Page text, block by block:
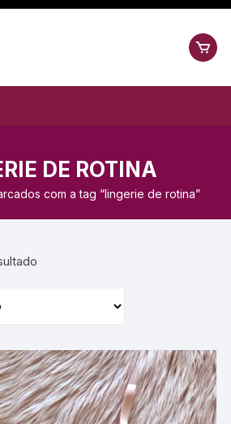
DE ROTINA
com a tag “lingerie de rotina”